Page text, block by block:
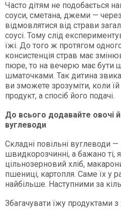
Часто дітям не подобається
соуси, сметана, джеми —
відмовлятися від страви
соусі. Тому слід
їжі. До того ж протягом
консистенція страв має
пюре, то на вечерю має бути
шматочками. Так дитина
ви зможете зрозуміти, коли
продукт, а спосіб його подачі.
До всього додавайте овочі й
вуглеводи
Складні повільні вуглеводи
швидкорозчинні, а бажано ті,
цільнозерновий хліб,
пшениці, картопля. Саме їх у
найбільше. Наступними за
Збагачувати їжу продуктами